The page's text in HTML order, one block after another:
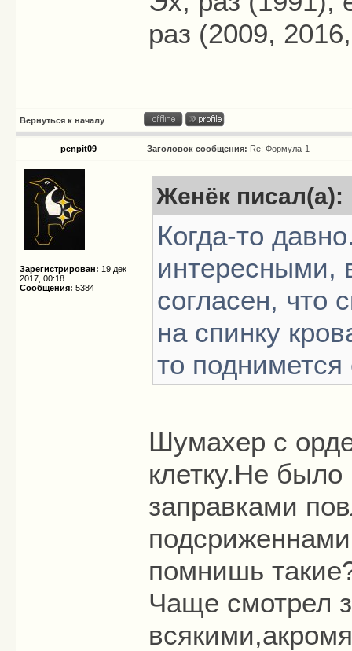
раз (2009,
Вернуться к началу
penpit09 Заголовок сообщения: Re: Формула-1
Зарегистрирован: 19 дек
2017, 00:18
Сообщения: 5384
Женёк писал(а):
Когда-то
интересными,
согласен, что
на спинку
то
Шумахер с
клетку.Не
заправками
помнишь
Чаще смотрел